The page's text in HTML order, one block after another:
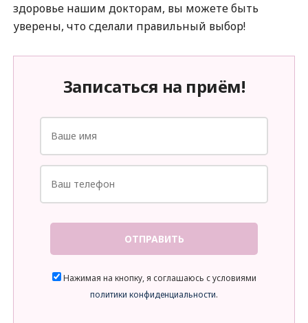
здоровье нашим докторам, вы можете быть
уверены, что сделали правильный выбор!
Записаться на приём!
ОТПРАВИТЬ
Нажимая на кнопку, я соглашаюсь с условиями
политики конфиденциальности.